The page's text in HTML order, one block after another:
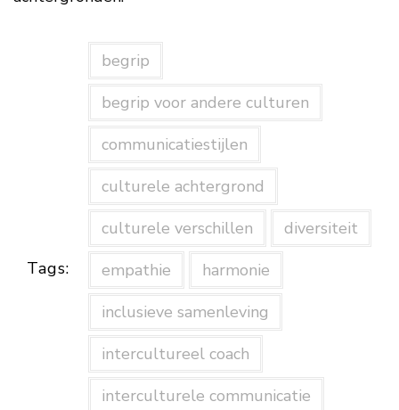
Tags:
begrip
begrip voor andere culturen
communicatiestijlen
culturele achtergrond
culturele verschillen
diversiteit
empathie
harmonie
inclusieve samenleving
intercultureel coach
interculturele communicatie